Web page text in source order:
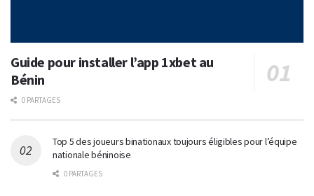
Guide pour installer l’app 1xbet au
Bénin
0 PARTAGES
Top 5 des joueurs binationaux toujours éligibles pour l’équipe
nationale béninoise
0 PARTAGES